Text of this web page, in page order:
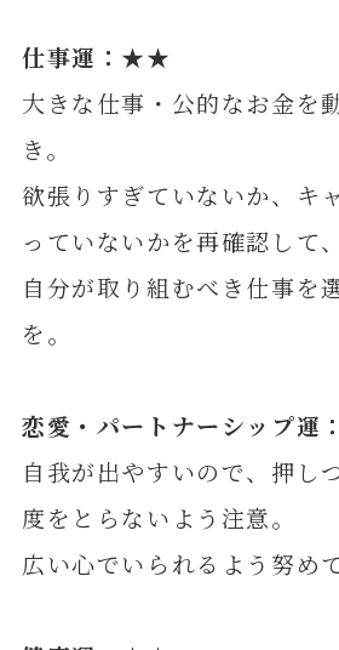
仕事運：★★
大きな仕事・公的なお金を
き。
欲張りすぎていないか、キ
っていないかを再確認して、
自分が取り組むべき仕事を
を。
恋愛・パートナーシップ
自我が出やすいので、押し
度をとらないよう注意。
広い心でいられるよう努めて